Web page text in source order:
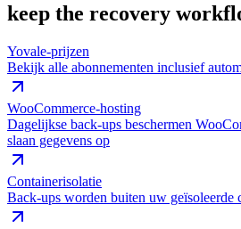
keep the recovery
Yovale-prijzen
Bekijk alle abonnementen inclusief
WooCommerce-hosting
Dagelijkse back-ups beschermen
slaan gegevens op
Containerisolatie
Back-ups worden buiten uw geïsoleerde